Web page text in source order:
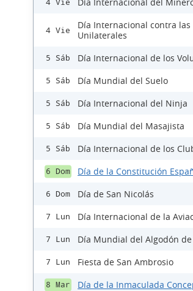
4 Vie
4 Vie
Día Internacional contra
Unilaterales
5 Sáb Día Internacional de los
5 Sáb Día Mundial del Suelo
5 Sáb Día Internacional del Ninja
5 Sáb Día Mundial del Masajista
5 Sáb Día Internacional de los
6 Dom Día de la Constitución
6 Dom Día de San Nicolás
7 Lun Día Internacional de la
7 Lun Día Mundial del Algodón
7 Lun Fiesta de San Ambrosio
8 Mar Día de la Inmaculada